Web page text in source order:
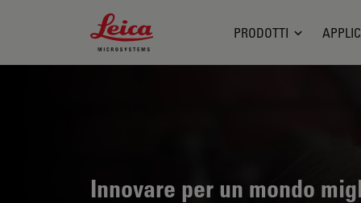
Leica Microsystems Logo
PRODOTTI
Innovare per un mondo